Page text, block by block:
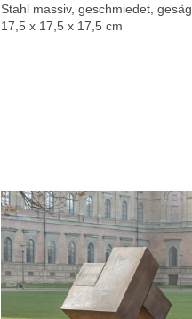
Stahl massiv, geschmiedet,
17,5 x 17,5 x 17,5 cm